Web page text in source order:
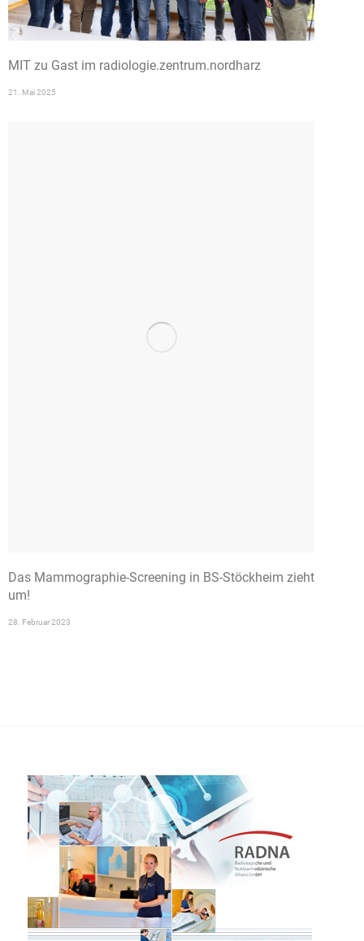
MIT zu Gast im radiologie.zentrum.nordharz
21. Mai 2025
Das Mammographie-Screening in BS-Stöckheim zieht
um!
28. Februar 2023